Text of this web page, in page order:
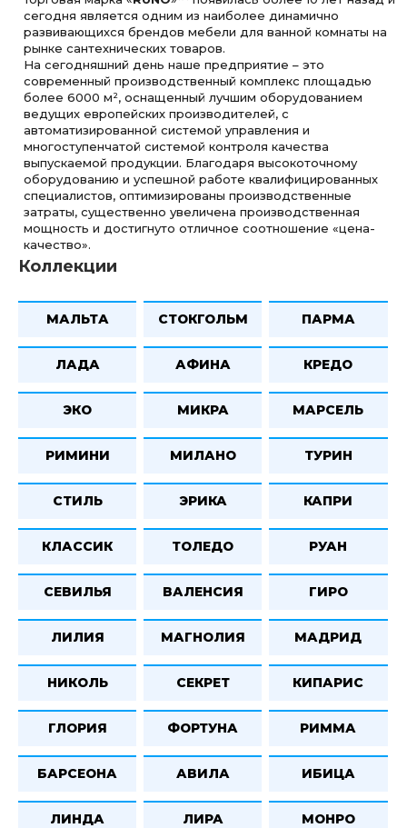
сегодня является одним из наиболее динамично
развивающихся брендов мебели для ванной комнаты на
рынке сантехнических товаров.
На сегодняшний день наше предприятие – это
современный производственный комплекс площадью
более 6000 м², оснащенный лучшим оборудованием
ведущих европейских производителей, с
автоматизированной системой управления и
многоступенчатой системой контроля качества
выпускаемой продукции. Благодаря высокоточному
оборудованию и успешной работе квалифицированных
специалистов, оптимизированы производственные
затраты, существенно увеличена производственная
мощность и достигнуто отличное соотношение «цена-
качество».
Коллекции
МАЛЬТА СТОКГОЛЬМ ПАРМА
ЛАДА АФИНА КРЕДО
ЭКО МИКРА МАРСЕЛЬ
РИМИНИ МИЛАНО ТУРИН
СТИЛЬ ЭРИКА КАПРИ
КЛАССИК ТОЛЕДО РУАН
СЕВИЛЬЯ ВАЛЕНСИЯ ГИРО
ЛИЛИЯ МАГНОЛИЯ МАДРИД
НИКОЛЬ СЕКРЕТ КИПАРИС
ГЛОРИЯ ФОРТУНА РИММА
БАРСЕОНА АВИЛА ИБИЦА
ЛИНДА ЛИРА МОНРО